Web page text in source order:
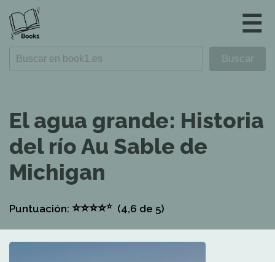
☰
El agua grande: Historia
del río Au Sable de
Michigan
Puntuación: ⭐⭐⭐⭐⭐ (4,6 de 5)